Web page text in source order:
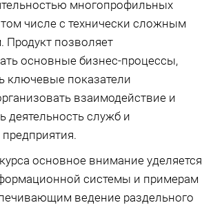
многопрофильных
числе с технически сложным
Продукт позволяет
основные бизнес-процессы,
ключевые показатели
взаимодействие и
деятельность служб и
основное внимание уделяется
системы и примерам
ведение раздельного